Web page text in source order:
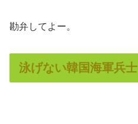
勘弁してよー。
泳げない韓国海軍兵士